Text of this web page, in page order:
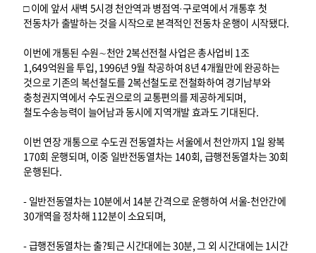
□ 이에 앞서 새벽 5시경 천안역과 병점역·구로역에서 개통후 첫
전동차가 출발하는 것을 시작으로 본격적인 전동차 운행이 시작됐다.
이번에 개통된 수원∼천안 2복선전철 사업은 총사업비 1조
1,649억원을 투입, 1996년 9월 착공하여 8년 4개월만에 완공하는
것으로 기존의 복선철도를 2복선철도로 전철화하여 경기남부와
충청권지역에서 수도권으로의 교통편의를 제공하게되며,
철도수송능력이 늘어남과 동시에 지역개발 효과도 기대된다.
이번 연장 개통으로 수도권 전동열차는 서울에서 천안까지 1일 왕복
170회 운행되며, 이중 일반전동열차는 140회, 급행전동열차는 30회
운행된다.
- 일반전동열차는 10분에서 14분 간격으로 운행하여 서울-천안간에
30개역을 정차해 112분이 소요되며,
- 급행전동열차는 출?퇴근 시간대에는 30분, 그 외 시간대에는 1시간